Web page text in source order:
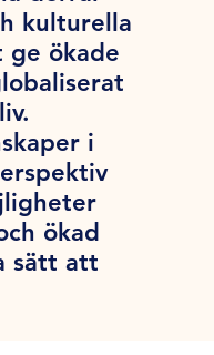
kulturella
ge ökade
i
ökad
sätt att